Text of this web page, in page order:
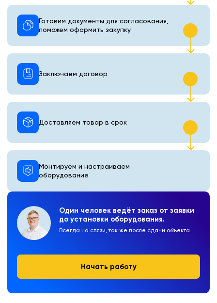
Один человек ведёт заказ от заявки
до установки оборудования.
Всегда на связи, так же после сдачи объекта.
Начать работу
Готовим документы для согласования,
поможем оформить закупку
Монтируем и настраиваем
оборудование
Доставляем товар в срок
Заключаем договор